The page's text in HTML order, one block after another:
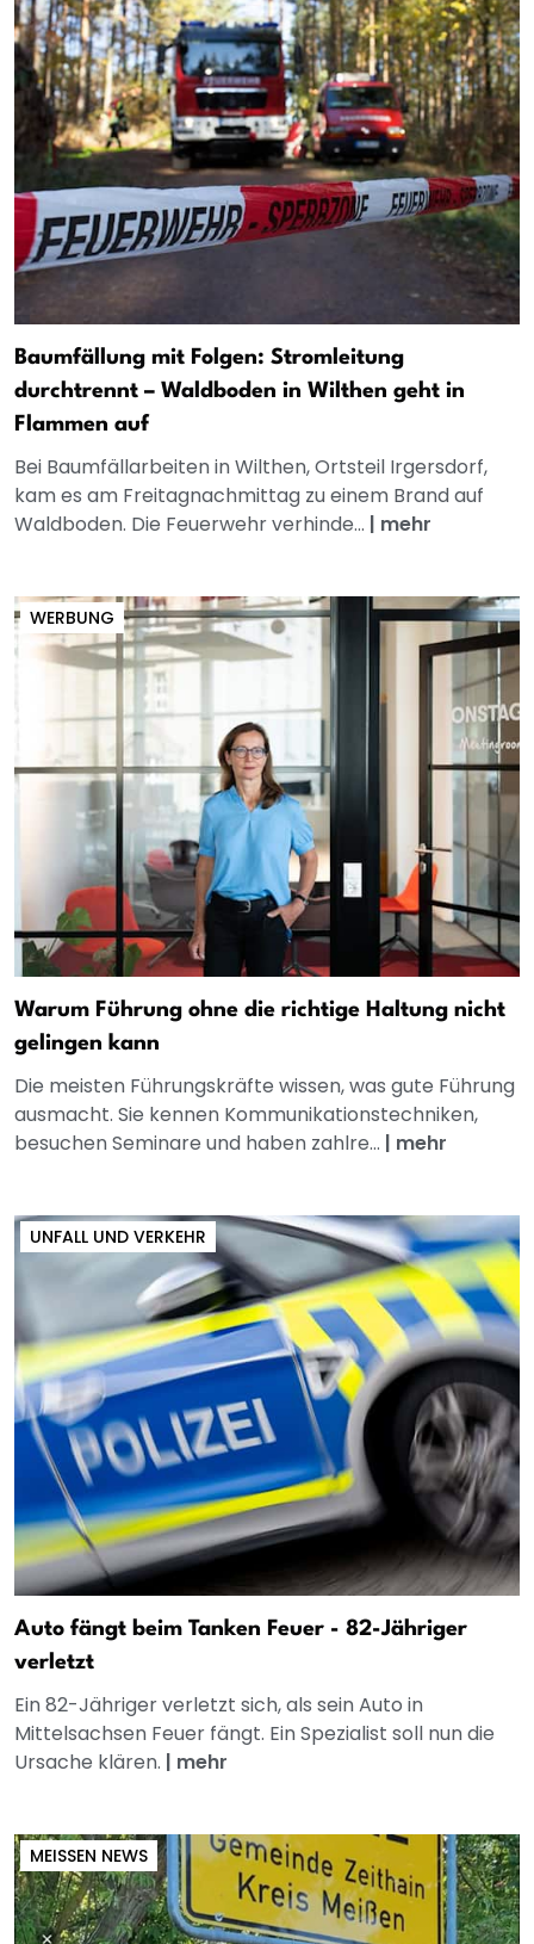
Baumfällung mit Folgen: Stromleitung
durchtrennt – Waldboden in Wilthen geht in
Flammen auf
Bei Baumfällarbeiten in Wilthen, Ortsteil Irgersdorf,
kam es am Freitagnachmittag zu einem Brand auf
Waldboden. Die Feuerwehr verhinde... | mehr
WERBUNG
Warum Führung ohne die richtige Haltung nicht
gelingen kann
Die meisten Führungskräfte wissen, was gute Führung
ausmacht. Sie kennen Kommunikationstechniken,
besuchen Seminare und haben zahlre... | mehr
UNFALL UND VERKEHR
Auto fängt beim Tanken Feuer - 82-Jähriger
verletzt
Ein 82-Jähriger verletzt sich, als sein Auto in
Mittelsachsen Feuer fängt. Ein Spezialist soll nun die
Ursache klären. | mehr
MEISSEN NEWS